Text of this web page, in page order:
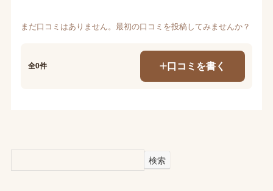
まだ口コミはありません。最初の口コミを投稿してみませんか？
全0件 口コミを書く
検索